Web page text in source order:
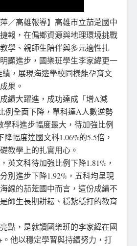
／高雄報導】高雄市立茄萣國中
報，在偏鄉資源與地理環境挑戰
學、親師生陪伴與多元適性扎
顯進步，國樂班學生李家緯更一
，展現海邊學校同樣能孕育文
果。
績大躍進，成功達成「增A減
例全面下降，單科達A人數逆勢
學科進步幅度最大，待加強比例
降幅度達國文科1.06%的5.5倍，
教學上的扎實用心。
英文科待加強比例下降1.81%，
別進步下降1.92%，五科均呈現
線的茄萣國中而言，這份成績不
師生長期耕耘、穩紮穩打的教育
點，是就讀國樂班的李家緯在國
他以穩定學習與持續努力，打